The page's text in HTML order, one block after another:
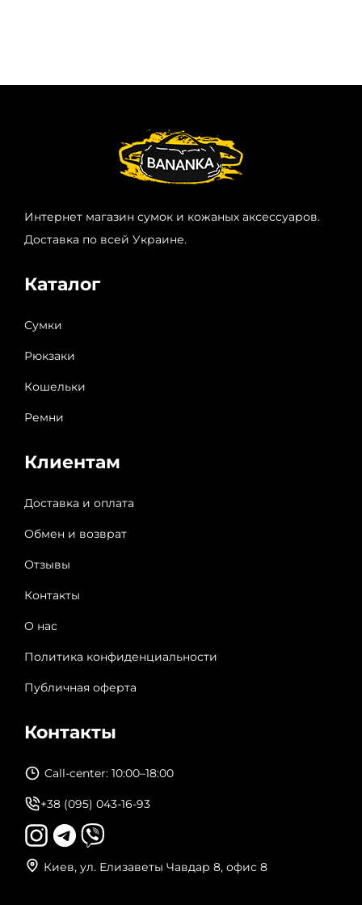
Интернет магазин сумок и кожаных аксессуаров.
Доставка по всей Украине.
Каталог
Сумки
Рюкзаки
Кошельки
Ремни
Клиентам
Доставка и оплата
Обмен и возврат
Отзывы
Контакты
О нас
Политика конфиденциальности
Публичная оферта
Контакты
Call-center: 10:00–18:00
+38 (095) 043-16-93
Киев, ул. Елизаветы Чавдар 8, офис 8